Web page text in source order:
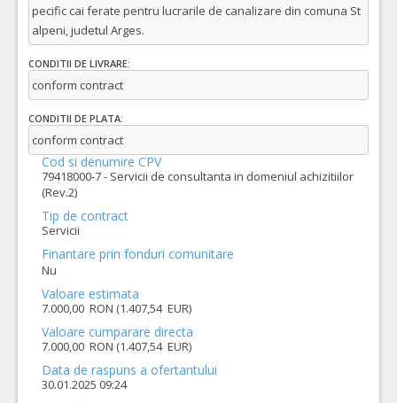
pecific cai ferate pentru lucrarile de canalizare din comuna St
alpeni, judetul Arges.
CONDITII DE LIVRARE:
conform contract
CONDITII DE PLATA:
conform contract
Cod si denumire CPV
79418000-7 - Servicii de consultanta in domeniul achizitiilor
(Rev.2)
Tip de contract
Servicii
Finantare prin fonduri comunitare
Nu
Valoare estimata
7.000,00 RON (1.407,54 EUR)
Valoare cumparare directa
7.000,00 RON (1.407,54 EUR)
Data de raspuns a ofertantului
30.01.2025 09:24